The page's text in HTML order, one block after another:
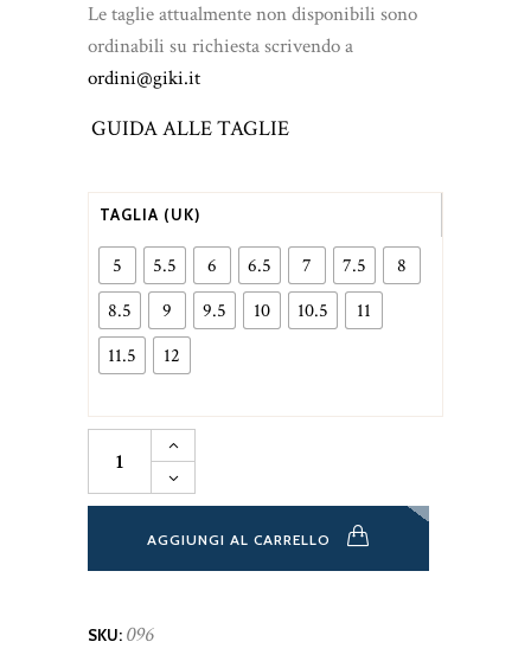
Le taglie attualmente non disponibili sono
ordinabili su richiesta scrivendo a
ordini@giki.it
GUIDA ALLE TAGLIE
TAGLIA (UK)
5 5.5 6 6.5 7 7.5
8
8.5
9 9.5 10 10.5
11
11.5
12
Botti
391-
in
marrone
quantità
AGGIUNGI AL CARRELLO
SKU: 096